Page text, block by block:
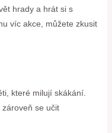
hrady a hrát si s
víc akce, můžete zkusit
které milují skákání.
se učit